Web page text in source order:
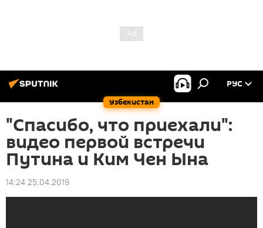
Узбекистан
РУС
"Спасибо, что приехали":
видео первой встречи
Путина и Ким Чен Ына
14:24 25.04.2019